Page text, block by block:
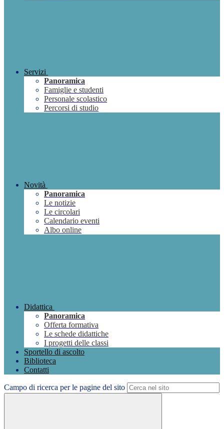
Servizi
Panoramica
Famiglie e studenti
Personale scolastico
Percorsi di studio
Novità
Panoramica
Le notizie
Le circolari
Calendario eventi
Albo online
Didattica
Panoramica
Offerta formativa
Le schede didattiche
I progetti delle classi
Sportello di ascolto
Biblioteca
Contatti
Campo di ricerca per le pagine del sito